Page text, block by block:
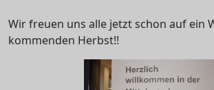
Wir freuen uns alle jetzt schon auf ein
kommenden Herbst!!